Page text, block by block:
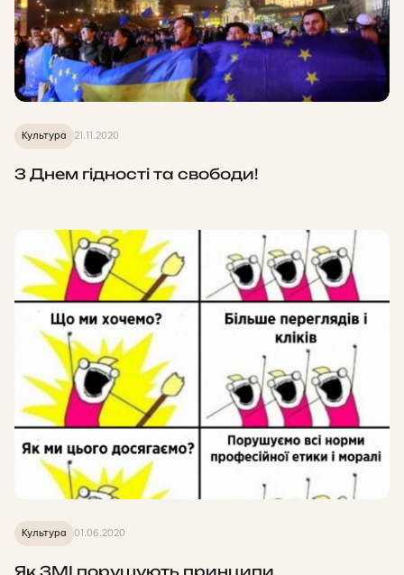
Культура 21.11.2020
З Днем гідності та свободи!
Культура 01.06.2020
Як ЗМІ порушують принципи